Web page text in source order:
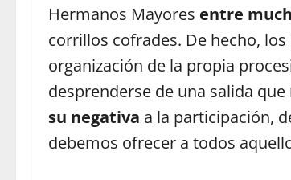
Hermanos Mayores entre
corrillos cofrades. De hecho,
organización de la propia
desprenderse de una salida
su negativa a la participación,
debemos ofrecer a todos